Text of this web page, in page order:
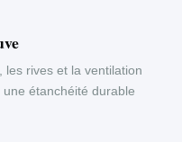
les rives et la ventilation
étanchéité durable